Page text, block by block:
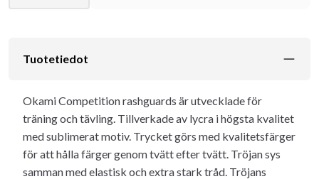
Tuotetiedot
Okami Competition rashguards är utvecklade för
träning och tävling. Tillverkade av lycra i högsta kvalitet
med sublimerat motiv. Trycket görs med kvalitetsfärger
för att hålla färger genom tvätt efter tvätt. Tröjan sys
samman med elastisk och extra stark tråd. Tröjans